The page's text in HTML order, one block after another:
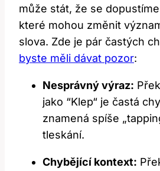
může stát, že​ se
které mohou ‍změnit
slova. Zde je ⁣pár častých
byste měli dávat pozor:
Nesprávný⁣ výraz:
jako ⁣“Klep“ je častá
znamená ⁢spíše
tleskání.
Chybějící kontext: